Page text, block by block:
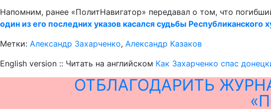
Напомним, ранее «ПолитНавигатор» передавал о том, что
один из его последних указов касался судьбы Республиканского
Метки: Александр Захарченко, Александр Казаков
English version :: Читать на английском Как Захарченко спас
ОТБЛАГОДАРИТЬ